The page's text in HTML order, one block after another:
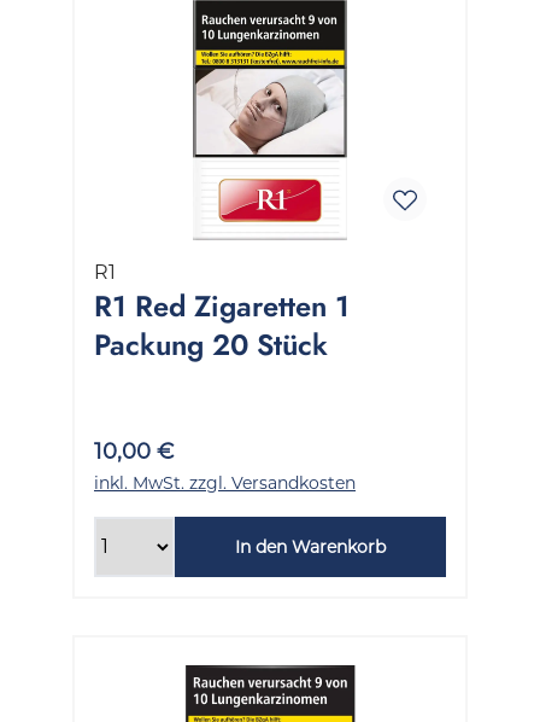
R1
R1 Red Zigaretten 1
Packung 20 Stück
10,00 €
inkl. MwSt. zzgl. Versandkosten
In den Warenkorb